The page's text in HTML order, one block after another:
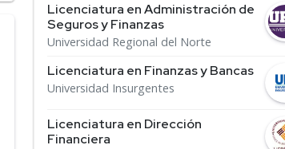
Licenciatura en Administración de
Seguros y Finanzas
Universidad Regional del Norte
Licenciatura en Finanzas y Bancas
Universidad Insurgentes
Licenciatura en Dirección
Financiera